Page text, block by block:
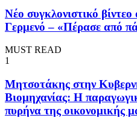
Νέο συγκλονιστικό
Γερμενό – «Πέρασε από
MUST READ
1
Μητσοτάκης στην
Βιομηχανίας: Η
πυρήνα της οικονομικής